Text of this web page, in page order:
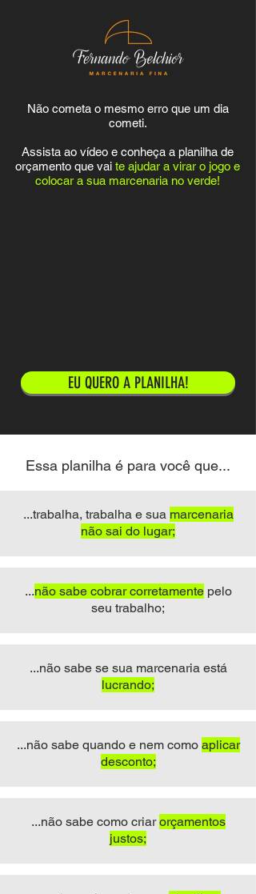
Não cometa o mesmo erro que um dia
cometi.
Assista ao vídeo e conheça a planilha de
orçamento que vai te ajudar a virar o jogo e
colocar a sua marcenaria no verde!
EU QUERO A PLANILHA!
Essa planilha é para você que...
...trabalha, trabalha e sua marcenaria
não sai do lugar;
...não sabe cobrar corretamentepelo
seu trabalho;
...não sabe se sua marcenaria está
lucrando;
...não sabe quando e nem como aplicar
desconto;
...não sabe como criarorçamentos
justos;